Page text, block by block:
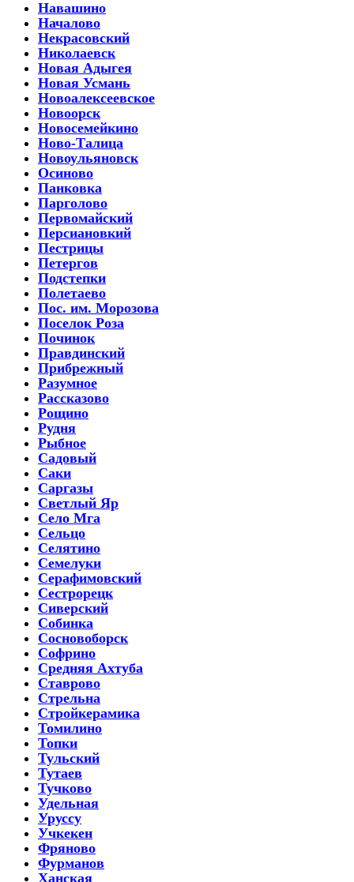
Навашино
Началово
Некрасовский
Николаевск
Новая Адыгея
Новая Усмань
Новоалексеевское
Новоорск
Новосемейкино
Ново-Талица
Новоульяновск
Осиново
Панковка
Парголово
Первомайский
Персиановкий
Пестрицы
Петергов
Подстепки
Полетаево
Пос. им. Морозова
Поселок Роза
Починок
Правдинский
Прибрежный
Разумное
Рассказово
Рощино
Рудня
Рыбное
Садовый
Саки
Саргазы
Светлый Яр
Село Мга
Сельцо
Селятино
Семелуки
Серафимовский
Сестрорецк
Сиверский
Собинка
Сосновоборск
Софрино
Средняя Ахтуба
Ставрово
Стрельна
Стройкерамика
Томилино
Топки
Тульский
Тутаев
Тучково
Удельная
Уруссу
Учкекен
Фряново
Фурманов
Ханская